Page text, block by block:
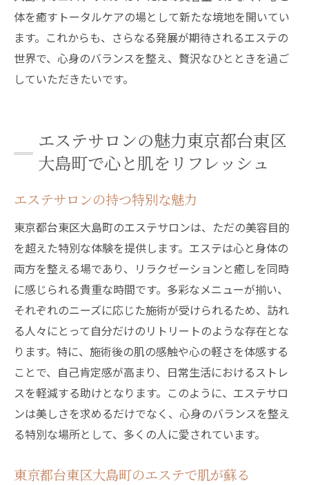
体を癒すトータルケアの場として新たな境地を開いてい
ます。これからも、さらなる発展が期待されるエステの
世界で、心身のバランスを整え、贅沢なひとときを過ご
していただきたいです。
エステサロンの魅力東京都台東区
大島町で心と肌をリフレッシュ
エステサロンの持つ特別な魅力
東京都台東区大島町のエステサロンは、ただの美容目的
を超えた特別な体験を提供します。エステは心と身体の
両方を整える場であり、リラクゼーションと癒しを同時
に感じられる貴重な時間です。多彩なメニューが揃い、
それぞれのニーズに応じた施術が受けられるため、訪れ
る人々にとって自分だけのリトリートのような存在とな
ります。特に、施術後の肌の感触や心の軽さを体感する
ことで、自己肯定感が高まり、日常生活におけるストレ
スを軽減する助けとなります。このように、エステサロ
ンは美しさを求めるだけでなく、心身のバランスを整え
る特別な場所として、多くの人に愛されています。
東京都台東区大島町のエステで肌が蘇る